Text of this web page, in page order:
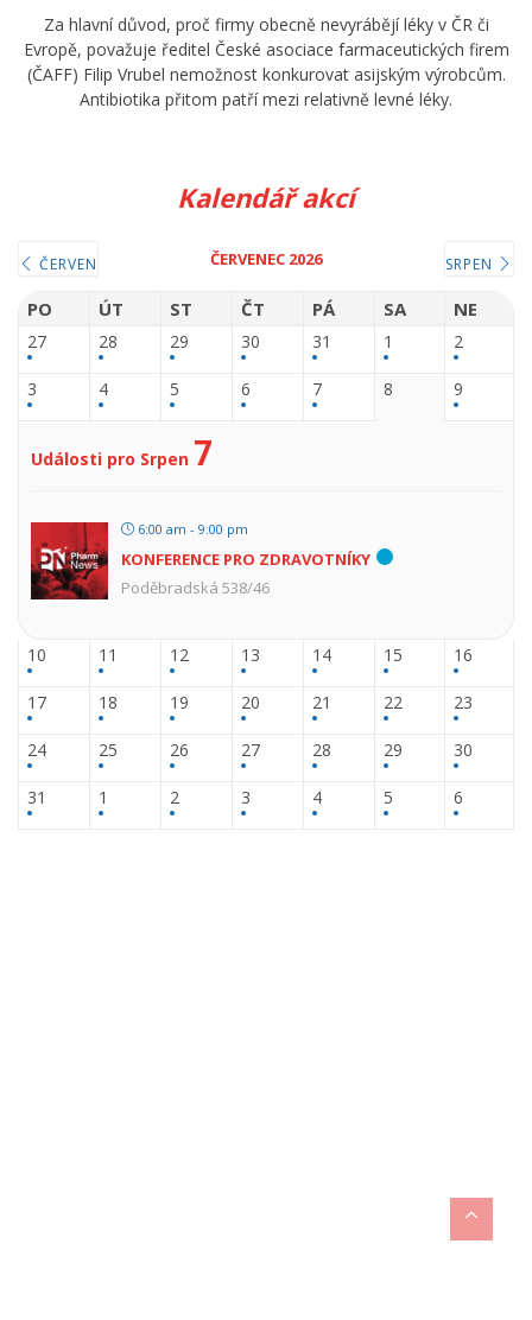
Za hlavní důvod, proč firmy obecně nevyrábějí léky v ČR či
Evropě, považuje ředitel České asociace farmaceutických firem
(ČAFF) Filip Vrubel nemožnost konkurovat asijským výrobcům.
Antibiotika přitom patří mezi relativně levné léky.
Kalendář akcí
ČERVEN ČERVENEC 2026 SRPEN
PO ÚT ST ČT PÁ SA NE
27 28 29 30 31 1 2
3 4 5 6 7 8 9
Události pro Srpen 7
6:00 am - 9:00 pm
KONFERENCE PRO ZDRAVOTNÍKY
Poděbradská 538/46
10 11 12 13 14 15 16
17 18 19 20 21 22 23
24 25 26 27 28 29 30
31 1 2 3 4 5 6